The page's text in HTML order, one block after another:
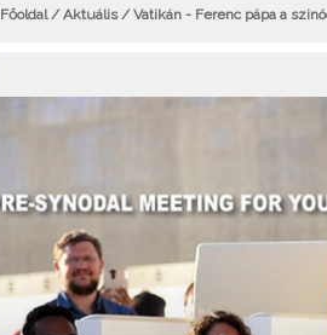
Főoldal/Aktuális/ Vatikán - Ferenc pápa a